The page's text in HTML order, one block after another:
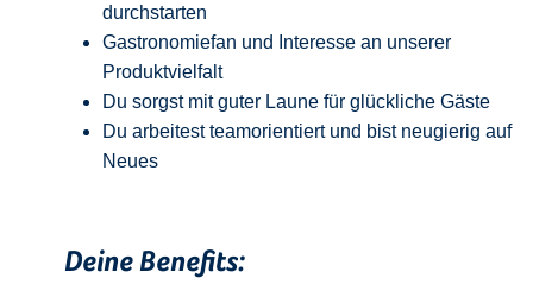
durchstarten
Gastronomiefan und
Interesse an unserer
Produktvielfalt
Du sorgst mit guter Laune für glückliche Gäste
Du arbeitest teamorientiert und bist neugierig auf
Neues
Deine Benefits: